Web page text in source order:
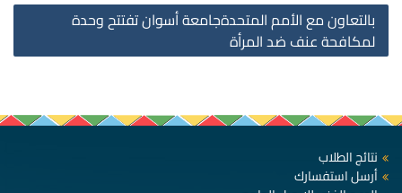
بالتعاون مع الأمم المتحدةجامعة أسوان تفتتح وحدة
لمكافحة عنف ضد المرأة
نتائج الطلاب
أرسل استفسارك